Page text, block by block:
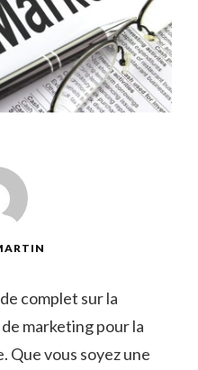
complet sur la​
marketing pour ‍la
Que vous soyez une